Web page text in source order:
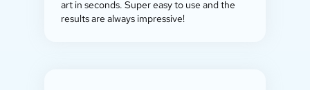
art in seconds. Super easy to use and the
results are always impressive!